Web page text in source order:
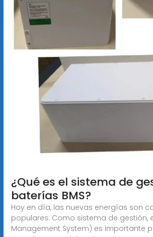
¿Qué es el sistema de
baterías BMS?
Hoy en día, las nuevas energías son
populares. Como sistema de gestión,
Management System) es importante